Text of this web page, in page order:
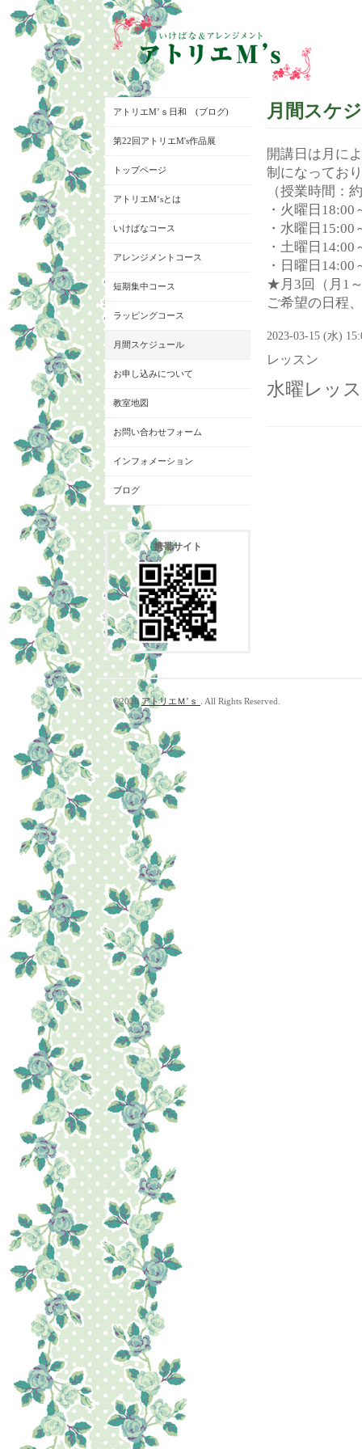
月間スケ
開講日は月に
制になってお
（授業時間：
・火曜日18:00
・水曜日15:00
・土曜日14:00
・日曜日14:00
★月3回（月1
ご希望の日程
2023-03-15 (水)
レッスン
水曜レッ
アトリエM’ｓ日和 (ブログ)
第22回アトリエM's作品展
トップページ
アトリエM‘sとは
いけばなコース
アレンジメントコース
短期集中コース
ラッピングコース
月間スケジュール
お申し込みについて
教室地図
お問い合わせフォーム
インフォメーション
ブログ
携帯サイト
©2026アトリエＭ’ｓ . All Rights Reserved.